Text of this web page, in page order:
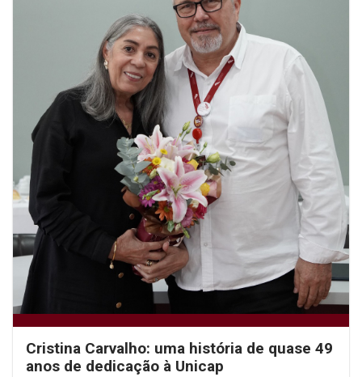
Cristina Carvalho: uma história de quase 49
anos de dedicação à Unicap